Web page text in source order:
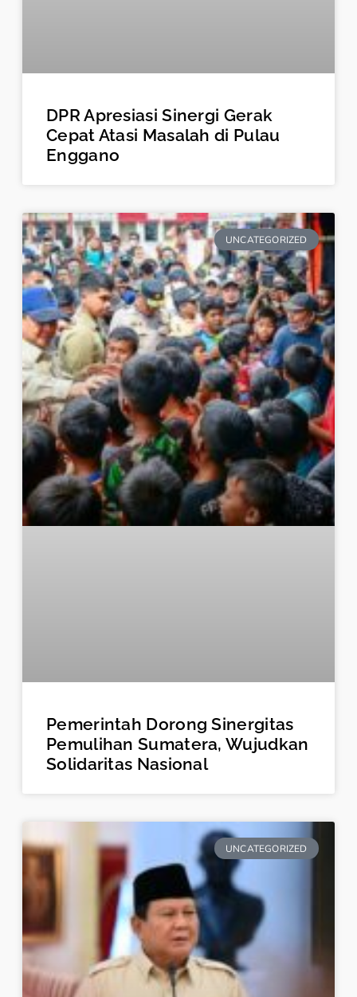
DPR Apresiasi Sinergi Gerak
Cepat Atasi Masalah di Pulau
Enggano
UNCATEGORIZED
Pemerintah Dorong Sinergitas
Pemulihan Sumatera, Wujudkan
Solidaritas Nasional
UNCATEGORIZED